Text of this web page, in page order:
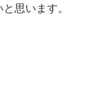
思います。